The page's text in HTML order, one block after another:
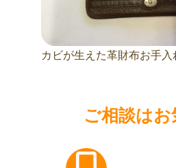
カビが生えた革財布お手
ご相談はお